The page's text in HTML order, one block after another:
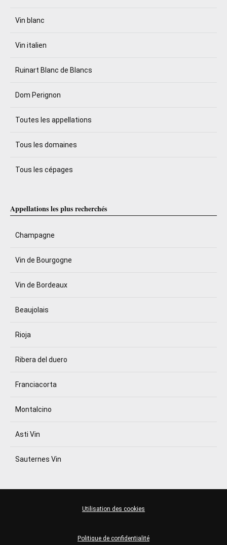
Vin blanc
Vin italien
Ruinart Blanc de Blancs
Dom Perignon
Toutes les appellations
Tous les domaines
Tous les cépages
Appellations les plus recherchés
Champagne
Vin de Bourgogne
Vin de Bordeaux
Beaujolais
Rioja
Ribera del duero
Franciacorta
Montalcino
Asti Vin
Sauternes Vin
Politique de confidentialité
Utilisation des cookies